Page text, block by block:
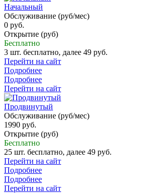
Начальный
Обслуживание (руб/мес)
0 руб.
Открытие (руб)
Бесплатно
3 шт. бесплатно, далее 49 руб.
Перейти на сайт
Подробнее
Подробнее
Перейти на сайт
Продвинутый
Обслуживание (руб/мес)
1990 руб.
Открытие (руб)
Бесплатно
25 шт. бесплатно, далее 49 руб.
Перейти на сайт
Подробнее
Подробнее
Перейти на сайт